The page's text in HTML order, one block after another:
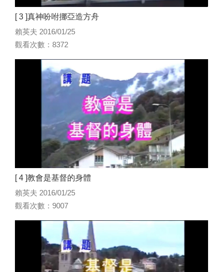
[ 3 ]真神吩咐挪亞造方舟
賴英夫 2016/01/25
觀看次數：8372
[ 4 ]教會是基督的身體
賴英夫 2016/01/25
觀看次數：9007